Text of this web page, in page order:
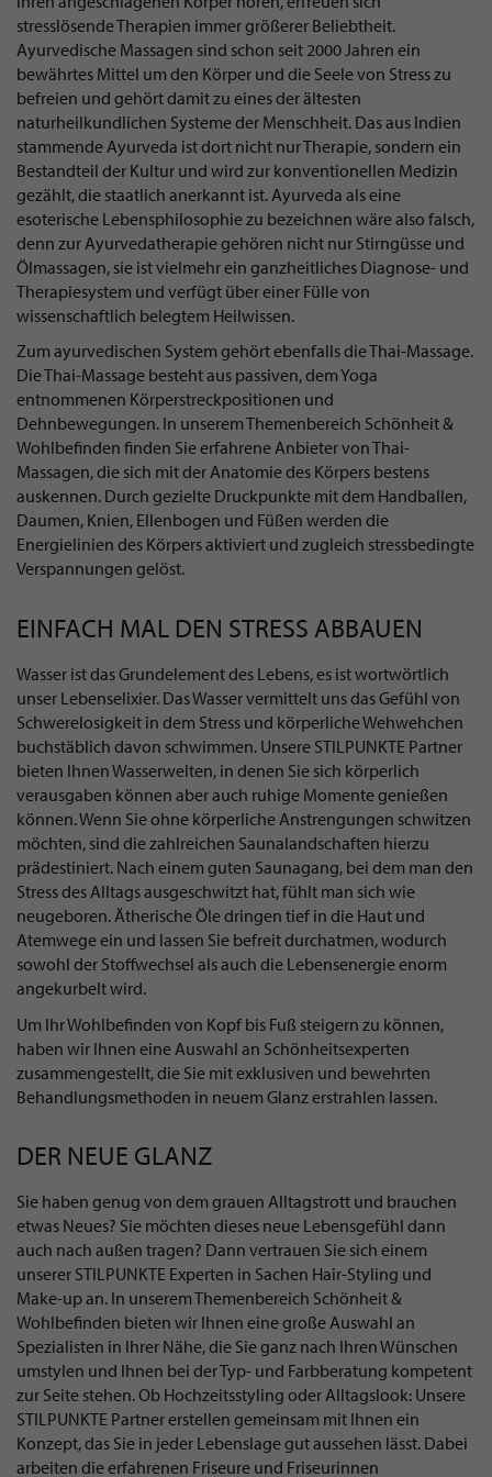
stresslösende Therapien immer größerer Beliebtheit.
Ayurvedische Massagen sind schon seit 2000 Jahren ein
bewährtes Mittel um den Körper und die Seele von Stress zu
befreien und gehört damit zu eines der ältesten
naturheilkundlichen Systeme der Menschheit. Das aus Indien
stammende Ayurveda ist dort nicht nur Therapie, sondern ein
Bestandteil der Kultur und wird zur konventionellen Medizin
gezählt, die staatlich anerkannt ist. Ayurveda als eine
esoterische Lebensphilosophie zu bezeichnen wäre also falsch,
denn zur Ayurvedatherapie gehören nicht nur Stirngüsse und
Ölmassagen, sie ist vielmehr ein ganzheitliches Diagnose- und
Therapiesystem und verfügt über einer Fülle von
wissenschaftlich belegtem Heilwissen.
Zum ayurvedischen System gehört ebenfalls die Thai-Massage.
Die Thai-Massage besteht aus passiven, dem Yoga
entnommenen Körperstreckpositionen und
Dehnbewegungen. In unserem Themenbereich Schönheit &
Wohlbefinden finden Sie erfahrene Anbieter von Thai-
Massagen, die sich mit der Anatomie des Körpers bestens
auskennen. Durch gezielte Druckpunkte mit dem Handballen,
Daumen, Knien, Ellenbogen und Füßen werden die
Energielinien des Körpers aktiviert und zugleich stressbedingte
Verspannungen gelöst.
EINFACH MAL DEN STRESS ABBAUEN
Wasser ist das Grundelement des Lebens, es ist wortwörtlich
unser Lebenselixier. Das Wasser vermittelt uns das Gefühl von
Schwerelosigkeit in dem Stress und körperliche Wehwehchen
buchstäblich davon schwimmen. Unsere STILPUNKTE Partner
bieten Ihnen Wasserwelten, in denen Sie sich körperlich
verausgaben können aber auch ruhige Momente genießen
können. Wenn Sie ohne körperliche Anstrengungen schwitzen
möchten, sind die zahlreichen Saunalandschaften hierzu
prädestiniert. Nach einem guten Saunagang, bei dem man den
Stress des Alltags ausgeschwitzt hat, fühlt man sich wie
neugeboren. Ätherische Öle dringen tief in die Haut und
Atemwege ein und lassen Sie befreit durchatmen, wodurch
sowohl der Stoffwechsel als auch die Lebensenergie enorm
angekurbelt wird.
Um Ihr Wohlbefinden von Kopf bis Fuß steigern zu können,
haben wir Ihnen eine Auswahl an Schönheitsexperten
zusammengestellt, die Sie mit exklusiven und bewehrten
Behandlungsmethoden in neuem Glanz erstrahlen lassen.
DER NEUE GLANZ
Sie haben genug von dem grauen Alltagstrott und brauchen
etwas Neues? Sie möchten dieses neue Lebensgefühl dann
auch nach außen tragen? Dann vertrauen Sie sich einem
unserer STILPUNKTE Experten in Sachen Hair-Styling und
Make-up an. In unserem Themenbereich Schönheit &
Wohlbefinden bieten wir Ihnen eine große Auswahl an
Spezialisten in Ihrer Nähe, die Sie ganz nach Ihren Wünschen
umstylen und Ihnen bei der Typ- und Farbberatung kompetent
zur Seite stehen. Ob Hochzeitsstyling oder Alltagslook: Unsere
STILPUNKTE Partner erstellen gemeinsam mit Ihnen ein
Konzept, das Sie in jeder Lebenslage gut aussehen lässt. Dabei
arbeiten die erfahrenen Friseure und Friseurinnen